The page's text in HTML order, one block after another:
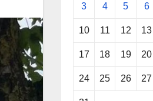
3 4 5 6
10 11 12 13
17 18 19 20
24 25 26 27